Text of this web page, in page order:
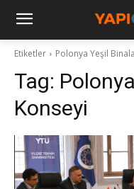
Etiketler Polonya Yeşil
Tag:
Konseyi